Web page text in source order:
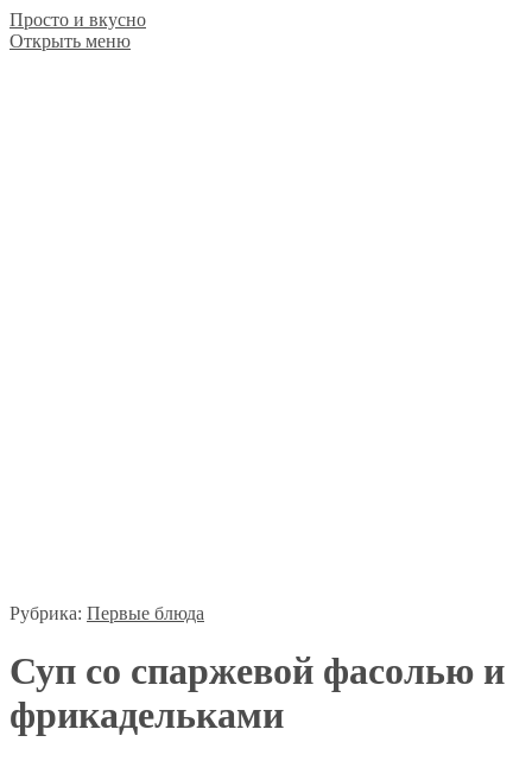
Просто и вкусно
Открыть меню
Рубрика: Первые блюда
Суп со спаржевой фасолью и
фрикадельками